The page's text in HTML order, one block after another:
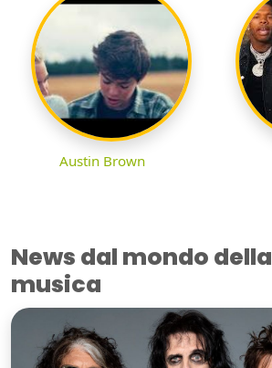
Austin Brown
News dal mondo della
musica